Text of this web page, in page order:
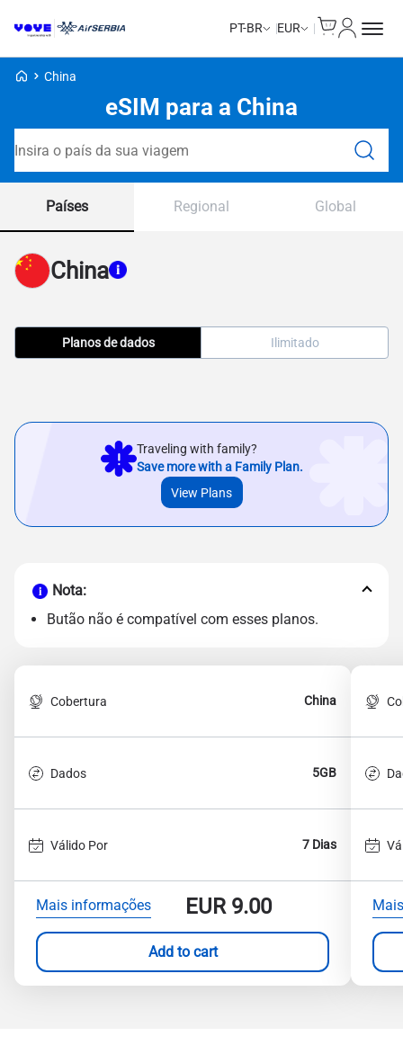
PT-BR EUR
Voye Homepage
China
eSIM para a China
Países Regional Global
China
Planos de dados Ilimitado
Traveling with family?
Save more with a Family Plan.
View Plans
Nota:
Butão não é compatível com esses planos.
Cobertura China
Dados 5GB
Válido Por 7 Dias
Mais informações EUR9.00
Add to cart